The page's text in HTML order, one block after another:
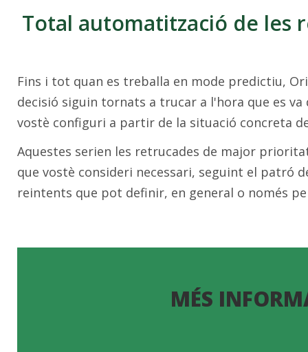
Total automatització de les
Fins i tot quan es treballa en mode predictiu,
decisió siguin tornats a trucar a l'hora que es
vostè configuri a partir de la situació concreta
Aquestes serien les retrucades de major
que vostè consideri necessari, seguint el patró
reintents que pot definir, en general o només
MÉS